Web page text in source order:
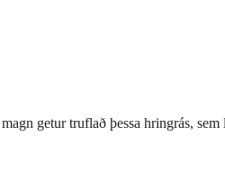
getur truflað þessa hringrás,